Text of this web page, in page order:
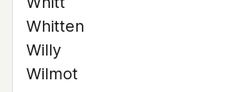
Whitten
Willy
Wilmot